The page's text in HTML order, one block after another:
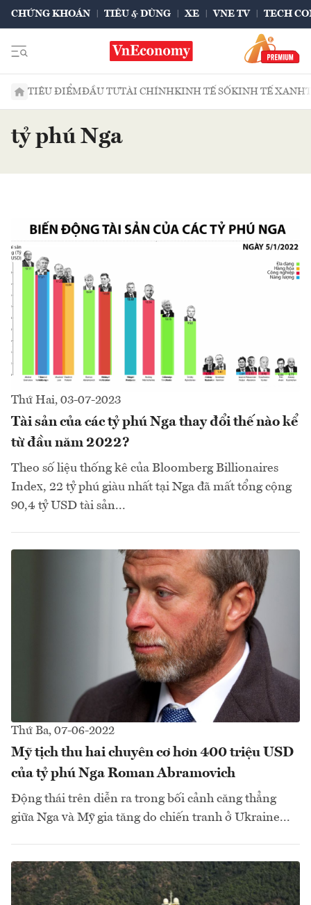
CHỨNG KHOÁN TIÊU & DÙNG XE VNE TV TECH
TIÊU ĐIỂMĐẦU TƯTÀI CHÍNHKINH TẾ SỐKINH TẾ XANH
tỷ phú Nga
Thứ Hai, 03-07-2023
Tài sản của các tỷ phú Nga thay đổi thế nào kể
từ đầu năm 2022?
Theo số liệu thống kê của Bloomberg Billionaires
Index, 22 tỷ phú giàu nhất tại Nga đã mất tổng cộng
90,4 tỷ USD tài sản...
Thứ Ba, 07-06-2022
Mỹ tịch thu hai chuyên cơ hơn 400 triệu USD
của tỷ phú Nga Roman Abramovich
Động thái trên diễn ra trong bối cảnh căng thẳng
giữa Nga và Mỹ gia tăng do chiến tranh ở Ukraine...